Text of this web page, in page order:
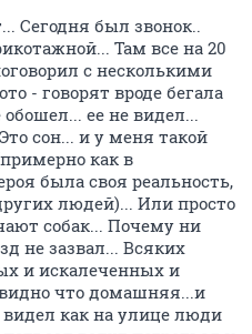
Сегодня был звонок..
Там все на 20
с несколькими
- говорят вроде бегала
обошел... ее не видел...
сон... и у меня такой
как в
была своя реальность,
людей)... Или просто
собак... Почему ни
не зазвал... Всяких
и искалеченных и
что домашняя...и
видел как на улице люди